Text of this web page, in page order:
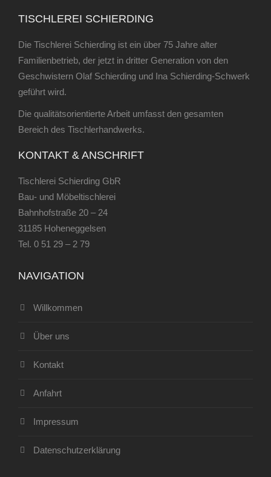
TISCHLEREI SCHIERDING
Die Tischlerei Schierding ist ein über 75 Jahre alter
Familienbetrieb, der jetzt in dritter Generation von den
Geschwistern Olaf Schierding und Ina Schierding-Schwerk
geführt wird.
Die qualitätsorientierte Arbeit umfasst den gesamten
Bereich des Tischlerhandwerks.
KONTAKT & ANSCHRIFT
Tischlerei Schierding GbR
Bau- und Möbeltischlerei
Bahnhofstraße 20 – 24
31185 Hoheneggelsen
Tel. 0 51 29 – 2 79
NAVIGATION
Willkommen
Über uns
Kontakt
Anfahrt
Impressum
Datenschutzerklärung